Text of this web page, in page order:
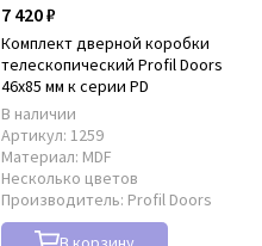
7 420 ₽
Комплект дверной коробки
телескопический Profil Doors
46x85 мм к серии PD
В наличии
Артикул: 1259
Материал: MDF
Несколько цветов
Производитель: Profil Doors